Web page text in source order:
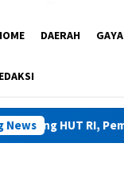
DAERAH
News
Pemuda Maluku